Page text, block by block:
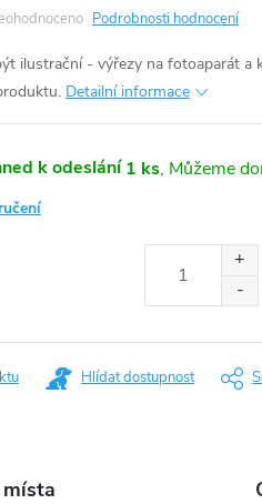
Podrobnosti hodnocení
ilustrační - výřezy na fotoaparát a
Detailní informace
k odeslání 1 ks
Hlídat dostupnost